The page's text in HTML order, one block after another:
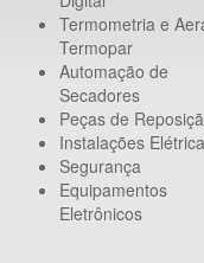
Termometria e
Termopar
Automação de
Secadores
Peças de
Instalações
Segurança
Equipamentos
Eletrônicos